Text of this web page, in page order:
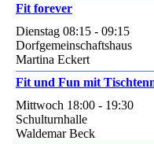
Fit forever
Dienstag 08:15 - 09:15
Dorfgemeinschaftshaus
Martina Eckert
Fit und Fun mit
Mittwoch 18:00 - 19:30
Schulturnhalle
Waldemar Beck